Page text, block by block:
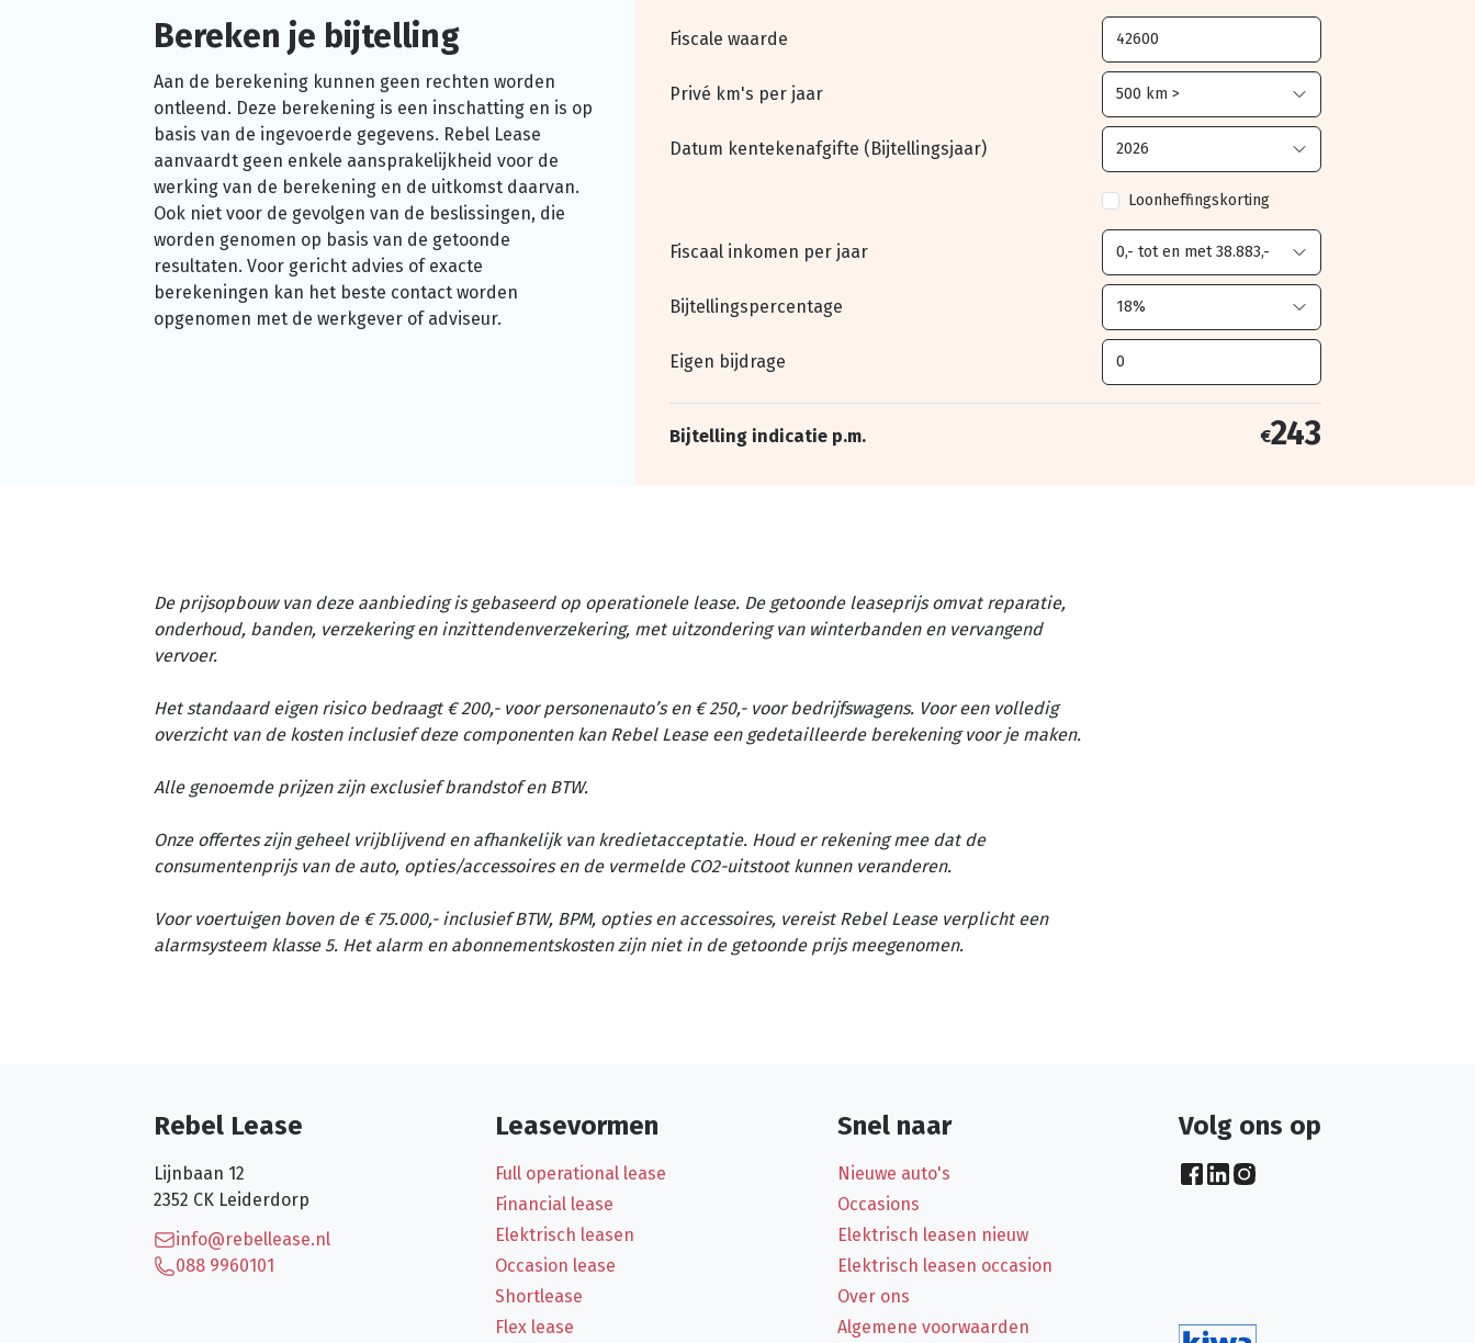
Bereken je bijtelling
Aan de berekening kunnen geen rechten worden
ontleend. Deze berekening is een inschatting en is op
basis van de ingevoerde gegevens. Rebel Lease
aanvaardt geen enkele aansprakelijkheid voor de
werking van de berekening en de uitkomst daarvan.
Ook niet voor de gevolgen van de beslissingen, die
worden genomen op basis van de getoonde
resultaten. Voor gericht advies of exacte
berekeningen kan het beste contact worden
opgenomen met de werkgever of adviseur.
Fiscale waarde
Privé km's per jaar
Datum kentekenafgifte (Bijtellingsjaar)
Loonheffingskorting
Fiscaal inkomen per jaar
Bijtellingspercentage
Eigen bijdrage
Bijtelling indicatie p.m. €243
De prijsopbouw van deze aanbieding is gebaseerd op operationele lease. De getoonde leaseprijs omvat reparatie,
onderhoud, banden, verzekering en inzittendenverzekering, met uitzondering van winterbanden en vervangend
vervoer.
Het standaard eigen risico bedraagt € 200,- voor personenauto’s en € 250,- voor bedrijfswagens. Voor een volledig
overzicht van de kosten inclusief deze componenten kan Rebel Lease een gedetailleerde berekening voor je maken.
Alle genoemde prijzen zijn exclusief brandstof en BTW.
Onze offertes zijn geheel vrijblijvend en afhankelijk van kredietacceptatie. Houd er rekening mee dat de
consumentenprijs van de auto, opties/accessoires en de vermelde CO2-uitstoot kunnen veranderen.
Voor voertuigen boven de € 75.000,- inclusief BTW, BPM, opties en accessoires, vereist Rebel Lease verplicht een
alarmsysteem klasse 5. Het alarm en abonnementskosten zijn niet in de getoonde prijs meegenomen.
Rebel Lease
Lijnbaan 12
2352 CK Leiderdorp
info@rebellease.nl
088 9960101
Leasevormen
Full operational lease
Financial lease
Elektrisch leasen
Occasion lease
Shortlease
Flex lease
Snel naar
Nieuwe auto's
Occasions
Elektrisch leasen nieuw
Elektrisch leasen occasion
Over ons
Algemene voorwaarden
Volg ons op